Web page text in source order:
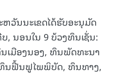
ຫວັນນະເຂດໄດ້ຮັບອະນຸມັດ
ນອນໃນ 9 ບ້ວງທຶນເຊັ່ນ:
ມືອງນອງ, ທຶນພັດທະນາ
ນຟື້ນຟູໄພພິບັດ, ທຶນທາງ,